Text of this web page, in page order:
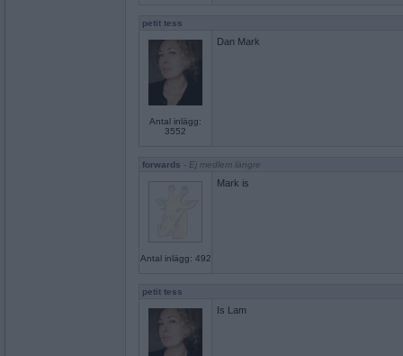
petit tess
Antal inlägg:
3552
Dan Mark
forwards - Ej medlem längre
Antal inlägg: 492
Mark is
petit tess
Is Lam